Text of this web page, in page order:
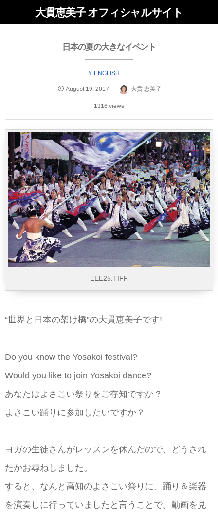
大貫恵美子 オフィシャルサイト
日本の夏の大きなイベント
ENGLISH
August 19 2017 大貫 恵美子
1316 views
EEE25.TIFF
“世界と日本の架け橋”の大貫恵美子です!
Do you know the Yosakoi festival?
Would you like to join Yosakoi dance?
あなたはよさこい祭りをご存知ですか？
よさこい踊りに参加したいですか？
ヨガの生徒さんがレッスンを休んだので、どうされ
たかお尋ねしました。
すると、なんと高知のよさこい祭りに、踊り＆楽器
を演奏しに行っていましたと言うことで、動画を見